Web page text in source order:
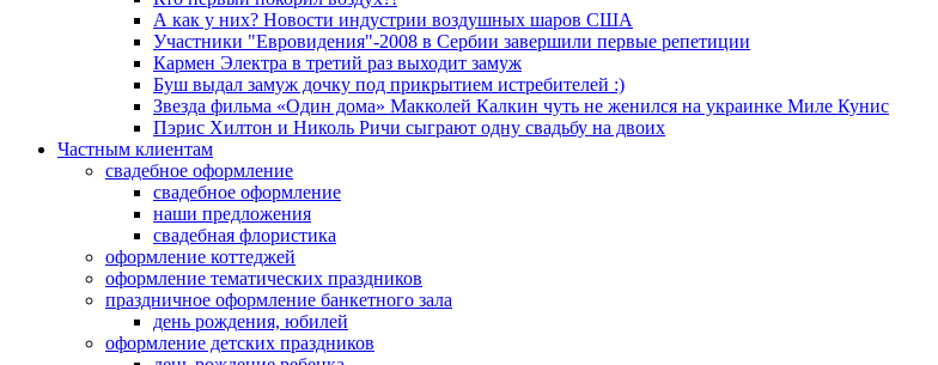
А как у них? Новости индустрии воздушных шаров США
Участники "Евровидения"-2008 в Сербии завершили первые репетиции
Кармен Электра в третий раз выходит замуж
Буш выдал замуж дочку под прикрытием истребителей :)
Звезда фильма «Один дома» Макколей Калкин чуть не женился на украинке Миле Кунис
Пэрис Хилтон и Николь Ричи сыграют одну свадьбу на двоих
Частным клиентам
свадебное оформление
свадебное оформление
наши предложения
свадебная флористика
оформление коттеджей
оформление тематических праздников
праздничное оформление банкетного зала
день рождения, юбилей
оформление детcких праздников